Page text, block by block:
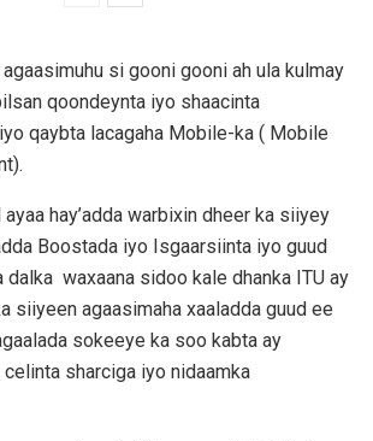
si gooni gooni ah ula kulmay
qoondeynta iyo shaacinta
qaybta lacagaha Mobile-ka ( Mobile
ayaa hay’adda warbixin dheer ka siiyey
Boostada iyo Isgaarsiinta iyo guud
dalka waxaana sidoo kale dhanka ITU ay
siiyeen agaasimaha xaaladda guud ee
sokeeye ka soo kabta ay
sharciga iyo nidaamka